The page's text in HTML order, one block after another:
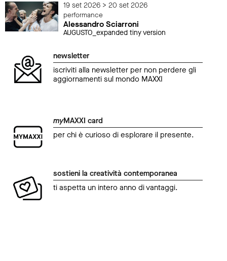
19 set 2026 > 20 set 2026
performance
Alessandro Sciarroni
AUGUSTO_expanded tiny version
newsletter
iscriviti alla newsletter per non perdere gli
aggiornamenti sul mondo MAXXI
myMAXXI card
per chi è curioso di esplorare il presente.
sostieni la creatività contemporanea
ti aspetta un intero anno di vantaggi.